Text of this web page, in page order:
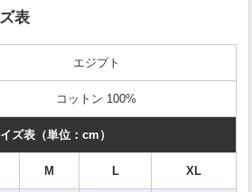
表
エジプト
コットン 100%
ズ表（単位：cm）
M L XL